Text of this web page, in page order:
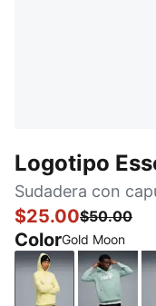
Logotipo
Sudadera con
$25.00$50.00
ColorGold Moon
Gold MoonLight